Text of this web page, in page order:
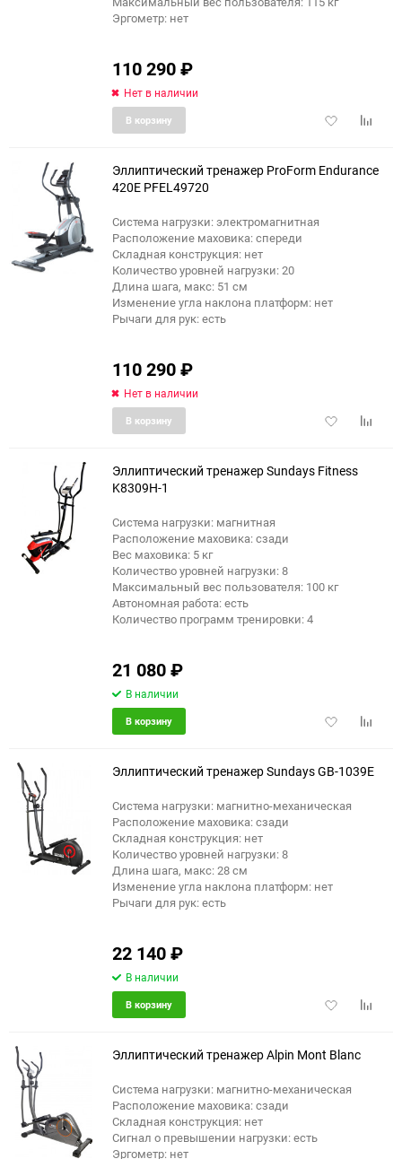
Эргометр: нет
110 290₽
Нет в наличии
Добавить
В корзину
Эллиптический тренажер ProForm Endurance
420E PFEL49720
Система нагрузки: электромагнитная
Расположение маховика: спереди
Складная конструкция: нет
Количество уровней нагрузки: 20
Длина шага, макс: 51 см
Изменение угла наклона платформ: нет
Рычаги для рук: есть
110 290₽
Нет в наличии
Добавить
В корзину
Эллиптический тренажер Sundays Fitness
K8309H-1
Система нагрузки: магнитная
Расположение маховика: сзади
Вес маховика: 5 кг
Количество уровней нагрузки: 8
Максимальный вес пользователя: 100 кг
Автономная работа: есть
Количество программ тренировки: 4
21 080₽
В наличии
Добавить
В корзину
Эллиптический тренажер Sundays GB-1039E
Система нагрузки: магнитно-механическая
Расположение маховика: сзади
Складная конструкция: нет
Количество уровней нагрузки: 8
Длина шага, макс: 28 см
Изменение угла наклона платформ: нет
Рычаги для рук: есть
22 140₽
В наличии
Добавить
В корзину
еще 7 фото
Эллиптический тренажер Alpin Mont Blanc
Система нагрузки: магнитно-механическая
Расположение маховика: сзади
Складная конструкция: нет
Сигнал о превышении нагрузки: есть
Эргометр: нет